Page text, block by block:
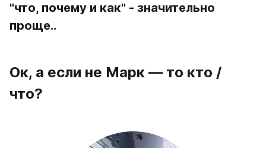
"что, почему и как" - значительно
проще..
Ок, а если не Марк — то кто /
что?